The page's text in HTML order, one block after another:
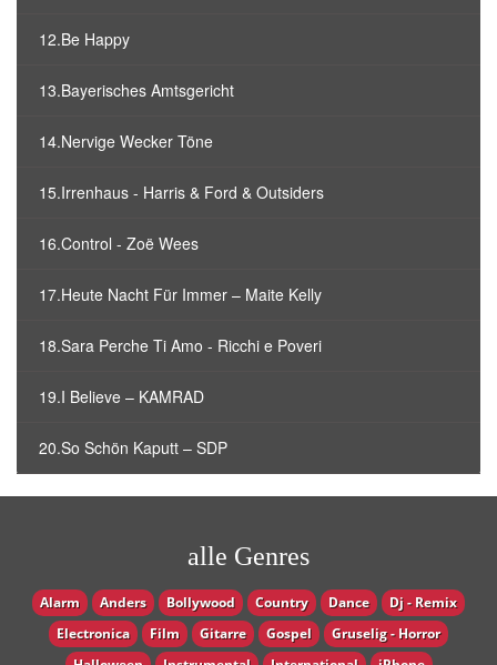
12.Be Happy
13.Bayerisches Amtsgericht
14.Nervige Wecker Töne
15.Irrenhaus - Harris & Ford & Outsiders
16.Control - Zoë Wees
17.Heute Nacht Für Immer – Maite Kelly
18.Sara Perche Ti Amo - Ricchi e Poveri
19.I Believe – KAMRAD
20.So Schön Kaputt – SDP
alle Genres
Alarm Anders Bollywood Country Dance
Dj - Remix
Electronica
Film Gitarre Gospel
Gruselig - Horror